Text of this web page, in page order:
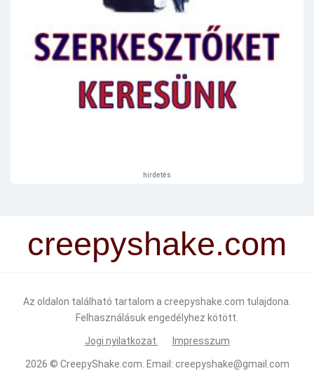
hirdetés
creepyshake.com
Az oldalon található tartalom a creepyshake.com tulajdona.
Felhasználásuk engedélyhez kötött.
Jogi nyilatkozat Impresszum
2026 © CreepyShake.com . Email: creepyshake@gmail.com